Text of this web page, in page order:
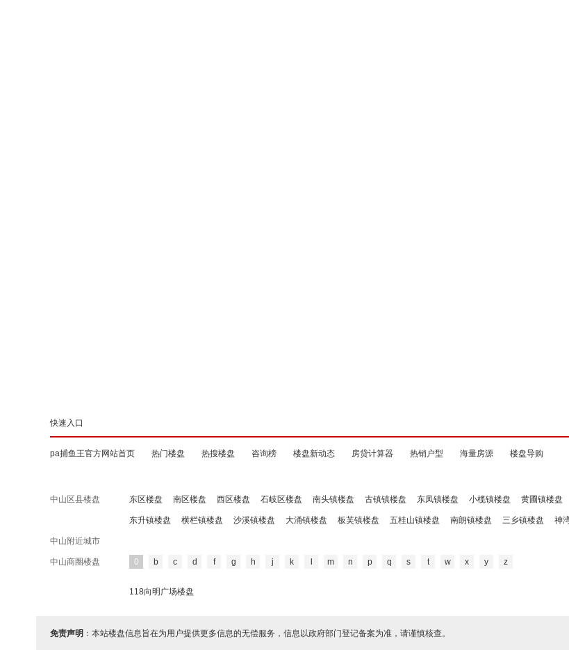
快速入口
pa捕鱼王官方网站首页 热门楼盘 热搜楼盘 咨询榜 楼盘新动态 房贷计算器 热销户型 海量房源 楼盘导购
中山区县楼盘 东区楼盘 南区楼盘 西区楼盘 石岐区楼盘 南头镇楼盘 古镇镇楼盘 东凤镇楼盘 小榄镇楼盘 黄圃镇楼盘
东升镇楼盘 横栏镇楼盘 沙溪镇楼盘 大涌镇楼盘 板芙镇楼盘 五桂山镇楼盘 南朗镇楼盘 三乡镇楼盘 神
中山附近城市
中山商圈楼盘 0 b c d f g h j k m n p q s t w x y z
118向明广场楼盘
免责声明 ：本站楼盘信息旨在为用户提供更多信息的无偿服务，信息以政府部门登记备案为准，请谨慎核查。